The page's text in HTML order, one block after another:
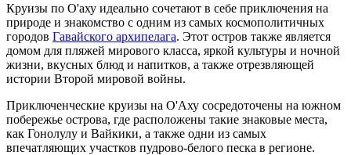
Круизы по О'аху идеально сочетают в себе приключения на
природе и знакомство с одним из самых космополитичных
городов Гавайского архипелага. Этот остров также является
домом для пляжей мирового класса, яркой культуры и ночной
жизни, вкусных блюд и напитков, а также отрезвляющей
истории Второй мировой войны.
Приключенческие круизы на О'Аху сосредоточены на южном
побережье острова, где расположены такие знаковые места,
как Гонолулу и Вайкики, а также одни из самых
впечатляющих участков пудрово-белого песка в регионе.